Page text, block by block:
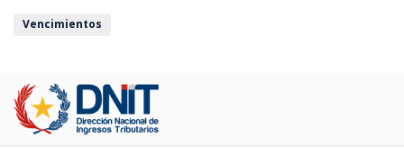
presentación de las declaraciones juradas (Formularios N° 515 y
Vencimientos